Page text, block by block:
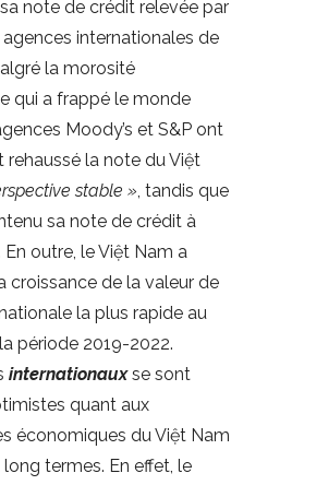
note de crédit relevée par
internationales de
la morosité
qui a frappé le monde
Moody’s et S&P ont
la note du Việt
stable », tandis que
sa note de crédit à
En outre, le Việt Nam a
croissance de la valeur de
la plus rapide au
période 2019-2022.
internationauxse sont
quant aux
économiques du Việt Nam
termes. En effet, le